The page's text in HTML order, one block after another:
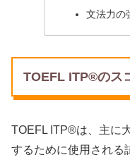
文法力の
TOEFL ITP®のス
TOEFL ITP®は、主に
するために使用される